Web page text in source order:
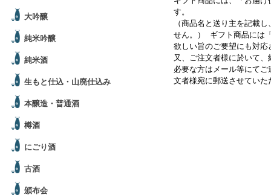
大吟醸
純米吟醸
純米酒
生もと仕込・山廃仕込み
本醸造・普通酒
樽酒
にごり酒
古酒
頒布会
す。
（商品名と送り主を記載
せん。） ギフト商品には
欲しい旨のご要望にも対応
又、ご注文者様に於いて
必要な方はメール等にて
文者様宛に郵送させていた